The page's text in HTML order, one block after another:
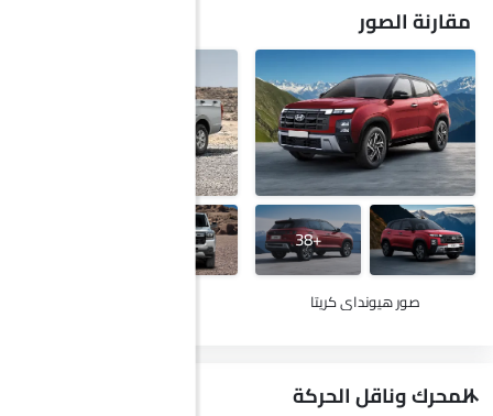
مقارنة الصور
+38
صور هيونداي كريتا
المحرك وناقل الحركة